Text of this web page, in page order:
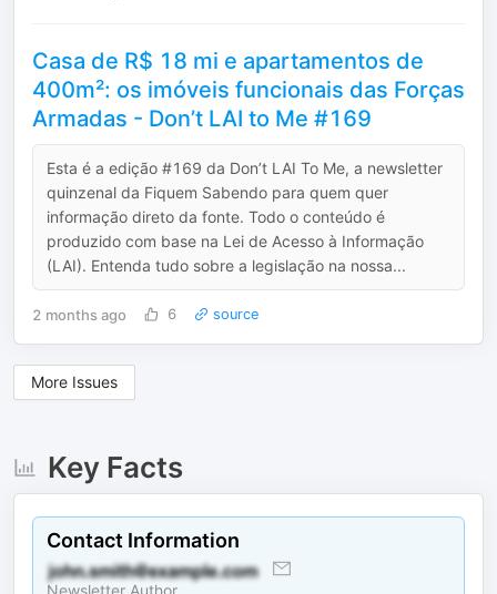
Casa de R$ 18 mi e apartamentos de
400m²: os imóveis funcionais das Forças
Armadas - Don’t LAI to Me #169
Esta é a edição #169 da Don’t LAI To Me, a newsletter
quinzenal da Fiquem Sabendo para quem quer
informação direto da fonte. Todo o conteúdo é
produzido com base na Lei de Acesso à Informação
(LAI). Entenda tudo sobre a legislação na nossa...
2 months ago 6 source
More Issues
Key Facts
Contact Information
Newsletter Author